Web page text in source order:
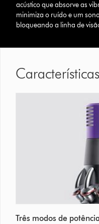
acústico que absorve as
minimiza o ruído e um
bloqueando a linha de
Três modos de potência